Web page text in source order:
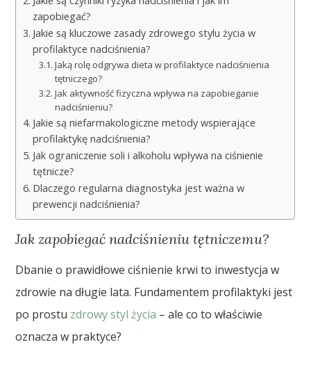
zapobiegać?
Jakie są kluczowe zasady zdrowego stylu życia w
profilaktyce nadciśnienia?
Jaką rolę odgrywa dieta w profilaktyce nadciśnienia
tętniczego?
Jak aktywność fizyczna wpływa na zapobieganie
nadciśnieniu?
Jakie są niefarmakologiczne metody wspierające
profilaktykę nadciśnienia?
Jak ograniczenie soli i alkoholu wpływa na ciśnienie
tętnicze?
Dlaczego regularna diagnostyka jest ważna w
prewencji nadciśnienia?
Jak zapobiegać nadciśnieniu tętniczemu?
Dbanie o prawidłowe ciśnienie krwi to inwestycja w
zdrowie na długie lata. Fundamentem profilaktyki jest
po prostu zdrowy styl życia – ale co to właściwie
oznacza w praktyce?